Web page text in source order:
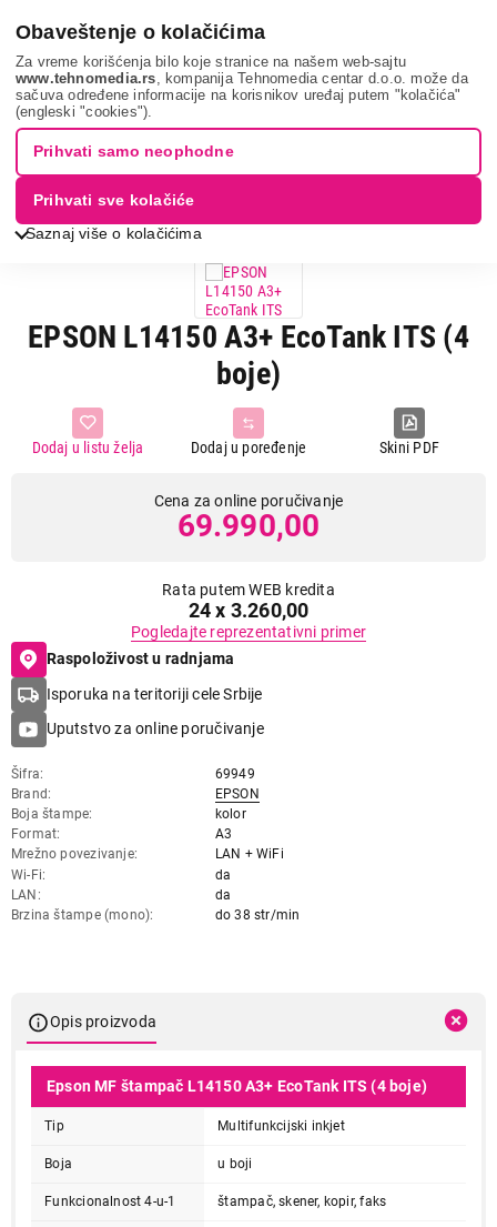
Obaveštenje o kolačićima
Za vreme korišćenja bilo koje stranice na našem web-sajtu
www.tehnomedia.rs , kompanija Tehnomedia centar d.o.o. može da
sačuva određene informacije na korisnikov uređaj putem "kolačića"
(engleski "cookies").
Saznaj više o kolačićima
Prihvati samo neophodne
Prihvati sve kolačiće
It & gaming Štampači Multifunkcijski štampači
Epson
l14150 a3...
EPSON L14150 A3+ EcoTank ITS (4
boje)
Skini PDF
Dodaj u poređenje
Dodaj u listu želja
Cena za online poručivanje
69.990,00
Rata putem WEB kredita
24 x 3.260,00
Pogledajte reprezentativni primer
Raspoloživost u radnjama
Isporuka na teritoriji cele Srbije
Uputstvo za online poručivanje
Šifra
69949
Brand
EPSON
Boja štampe
kolor
Format
A3
Mrežno povezivanje
LAN + WiFi
Wi-Fi
da
LAN
da
Brzina štampe (mono)
do 38 str/min
Opis proizvoda
Epson MF štampač L14150 A3+ EcoTank ITS (4 boje)
Tip Multifunkcijski inkjet
Boja u boji
Funkcionalnost 4-u-1 štampač, skener, kopir, faks